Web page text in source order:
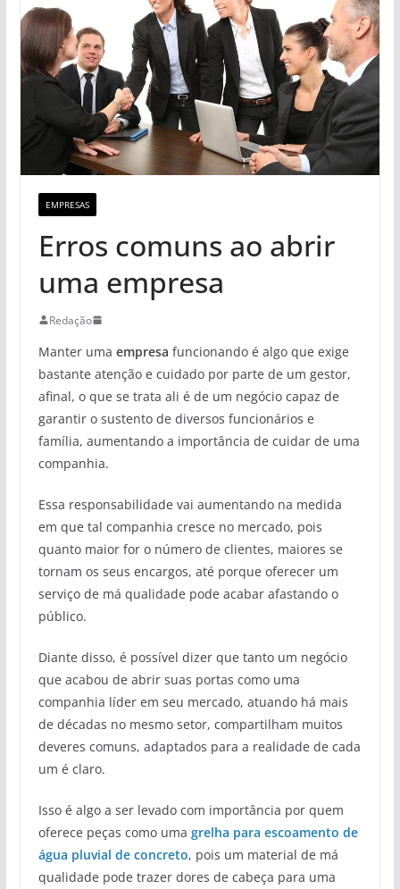
EMPRESAS
Erros comuns ao abrir
uma empresa
Redação
Manter uma empresa funcionando é algo que exige
bastante atenção e cuidado por parte de um gestor,
afinal, o que se trata ali é de um negócio capaz de
garantir o sustento de diversos funcionários e
família, aumentando a importância de cuidar de uma
companhia.
Essa responsabilidade vai aumentando na medida
em que tal companhia cresce no mercado, pois
quanto maior for o número de clientes, maiores se
tornam os seus encargos, até porque oferecer um
serviço de má qualidade pode acabar afastando o
público.
Diante disso, é possível dizer que tanto um negócio
que acabou de abrir suas portas como uma
companhia líder em seu mercado, atuando há mais
de décadas no mesmo setor, compartilham muitos
deveres comuns, adaptados para a realidade de cada
um é claro.
Isso é algo a ser levado com importância por quem
oferece peças como uma grelha para escoamento de
água pluvial de concreto, pois um material de má
qualidade pode trazer dores de cabeça para uma